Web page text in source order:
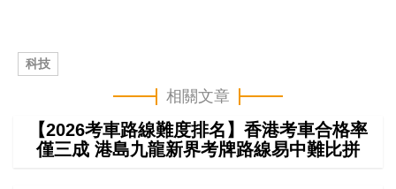
科技
相關文章
【2026考車路線難度排名】香港考車合格率
僅三成 港島九龍新界考牌路線易中難比拼